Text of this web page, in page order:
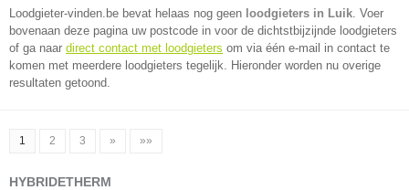
Loodgieter-vinden.be bevat helaas nog geen loodgieters in Luik. Voer
bovenaan deze pagina uw postcode in voor de dichtstbijzijnde loodgieters
of ga naar direct contact met loodgieters om via één e-mail in contact te
komen met meerdere loodgieters tegelijk. Hieronder worden nu overige
resultaten getoond.
1 2 3 » »»
HYBRIDETHERM